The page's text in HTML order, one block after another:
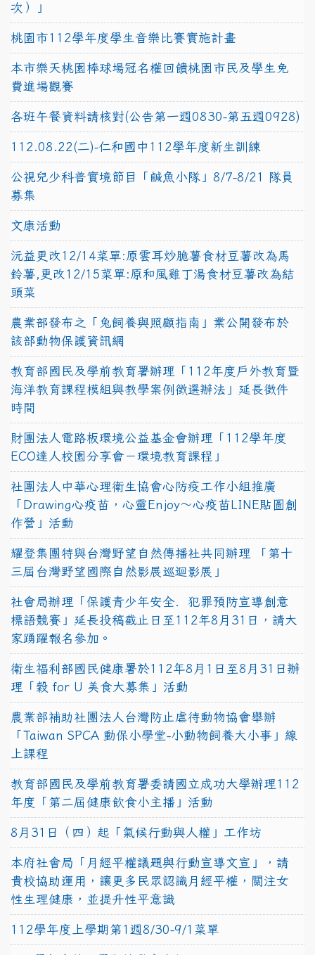
次）」
桃園市112學年度學生音樂比賽實施計畫
本市樂天桃園棒球場冠名權回饋桃園市民及學生免
費進場觀賽
各班午餐資料請核對(公告第一週0830-第五週0928)
112.08.22(二)-仁和國中112學年度新生訓練
公視兒少科普實境節目「鹹魚小隊」8/7-8/21 隊員
募集
文康活動
沅益更改12/14菜單:原雲耳炒脆薯食材豆薯改為馬
鈴薯,更改12/15菜單:原和風雞丁湯食材豆薯改為結
頭菜
農業部發布之「兔飼養與照顧指南」業公開發布於
該部動物保護資訊網
教育部國民及學前教育署辦理「112年度戶外教育暨
海洋教育課程模組與教學案例徵選辦法」延長徵件
時間
財團法人電路板環境公益基金會辦理「112學年度
ECO達人校園分享會－環境教育課程」
社團法人中華心理衛生協會心防疫工作小組推廣
「Drawing心疫苗，心靈Enjoy〜心疫苗LINE貼圖創
作營」活動
耀登集團特與台灣野望自然傳播社共同辦理 「第十
三屆台灣野望國際自然影展巡迴影展」
社會局辦理「保護青少年安全．犯罪預防宣導創意
標語競賽」延長投稿截止日至112年8月31日，請大
家踴躍報名參加。
衛生福利部國民健康署於112年8月1日至8月31日辦
理「穀 for U 美食大募集」活動
農業部補助社團法人台灣防止虐待動物協會舉辦
「Taiwan SPCA 動保小學堂-小動物飼養大小事」線
上課程
教育部國民及學前教育署委請國立成功大學辦理112
年度「第二屆健康飲食小主播」活動
8月31日（四）起「氣候行動與人權」工作坊
本府社會局「月經平權議題與行動宣導文宣」，請
貴校協助運用，讓更多民眾認識月經平權，關注女
性生理健康，並提升性平意識
112學年度上學期第1週8/30-9/1菜單